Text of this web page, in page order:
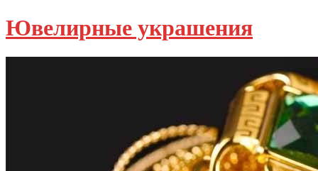
Ювелирные украшения